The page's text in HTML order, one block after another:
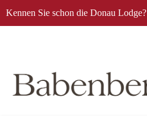
Kennen Sie schon die Donau Lodge?